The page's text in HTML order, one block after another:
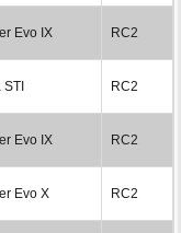
Evo IX RC2
RC2
Evo IX RC2
Evo X RC2